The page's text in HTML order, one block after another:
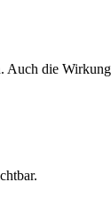
Auch die